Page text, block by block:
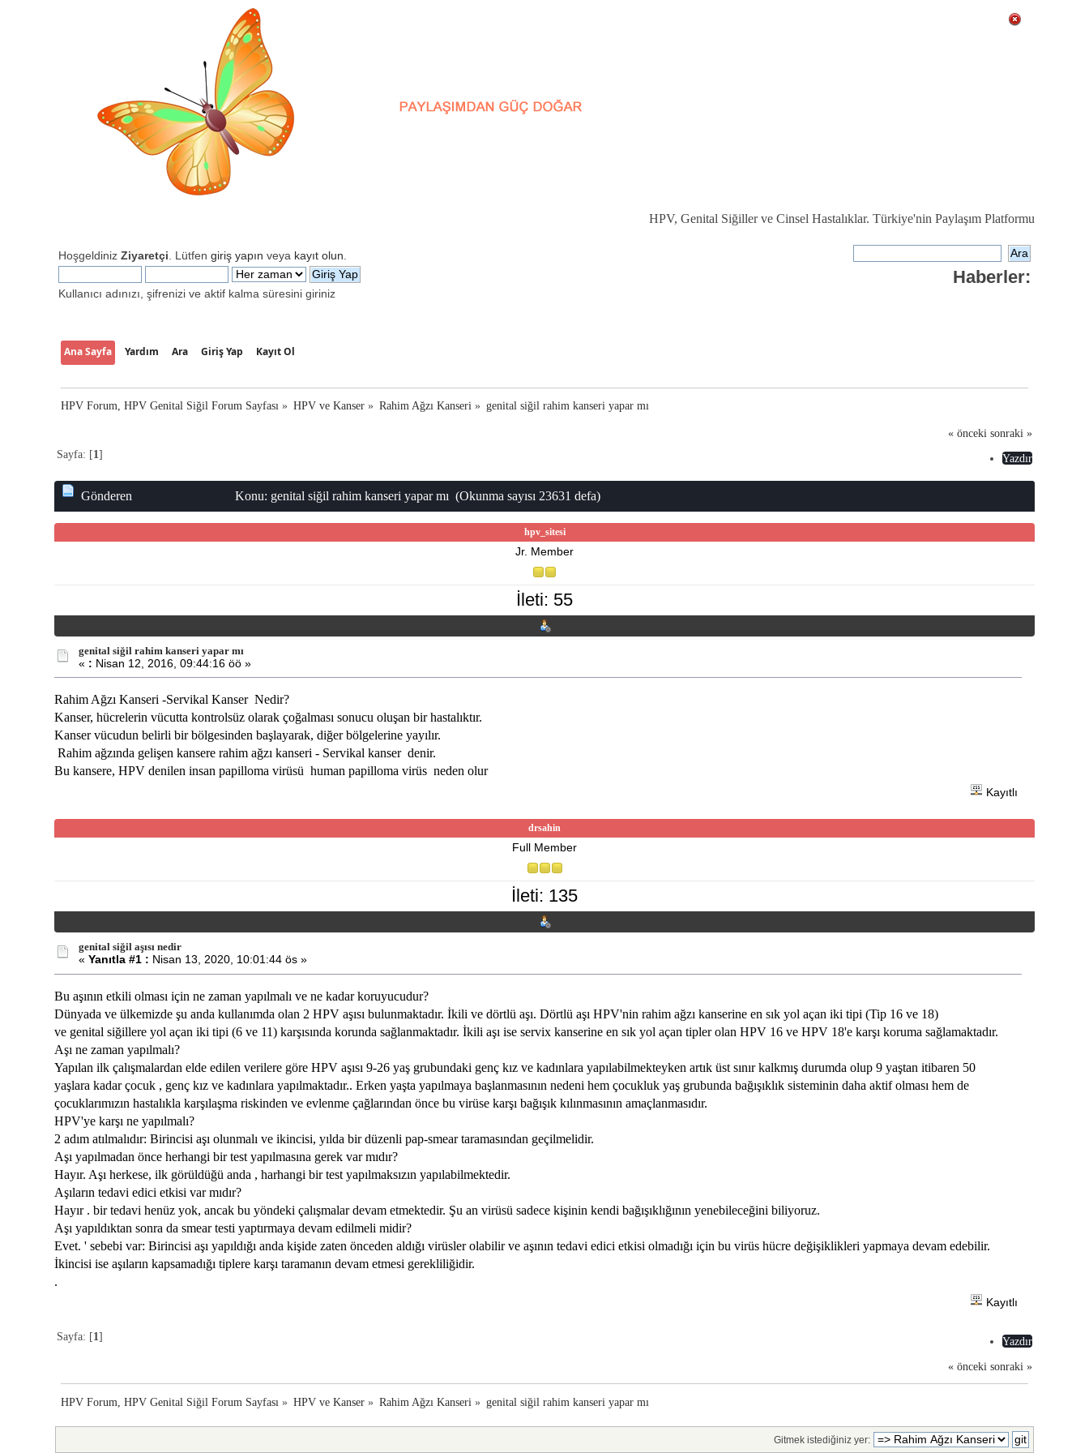
HPV, Genital Siğiller ve Cinsel Hastalıklar. Türkiye'nin Paylaşım Platformu
HoşgeldinizZiyaretçi . Lütfengiriş yapın veya kayıt olun
Kullanıcı adınızı, şifrenizi ve aktif kalma süresini giriniz
Haberler:
Ana Sayfa Yardım Ara Giriş Yap Kayıt Ol
HPV Forum, HPV Genital Siğil Forum Sayfası » HPV ve Kanser » Rahim Ağzı Kanseri » genital siğil rahim kanseri yapar mı
« önceki sonraki »
Yazdır
Sayfa: [1]
Gönderen Konu: genital siğil rahim kanseri yapar mı (Okunma sayısı 23631 defa)
hpv_sitesi
Jr. Member
İleti: 55
genital siğil rahim kanseri yapar mı
« : Nisan 12, 2016, 09:44:16 öö »
Rahim Ağzı Kanseri -Servikal Kanser Nedir?
Kanser, hücrelerin vücutta kontrolsüz olarak çoğalması sonucu oluşan bir hastalıktır.
Kanser vücudun belirli bir bölgesinden başlayarak, diğer bölgelerine yayılır.
Rahim ağzında gelişen kansere rahim ağzı kanseri - Servikal kanser denir.
Bu kansere, HPV denilen insan papilloma virüsü human papilloma virüs neden olur
Kayıtlı
drsahin
Full Member
İleti: 135
genital siğil aşısı nedir
«Yanıtla #1 : Nisan 13, 2020, 10:01:44 ös »
Bu aşının etkili olması için ne zaman yapılmalı ve ne kadar koruyucudur?
Dünyada ve ülkemizde şu anda kullanımda olan 2 HPV aşısı bulunmaktadır. İkili ve dörtlü aşı. Dörtlü aşı HPV'nin rahim ağzı kanserine en sık yol açan iki tipi (Tip 16 ve 18)
ve genital siğillere yol açan iki tipi (6 ve 11) karşısında korunda sağlanmaktadır. İkili aşı ise servix kanserine en sık yol açan tipler olan HPV 16 ve HPV 18'e karşı koruma sağlamaktadır.
Aşı ne zaman yapılmalı?
Yapılan ilk çalışmalardan elde edilen verilere göre HPV aşısı 9-26 yaş grubundaki genç kız ve kadınlara yapılabilmekteyken artık üst sınır kalkmış durumda olup 9 yaştan itibaren 50
yaşlara kadar çocuk , genç kız ve kadınlara yapılmaktadır.. Erken yaşta yapılmaya başlanmasının nedeni hem çocukluk yaş grubunda bağışıklık sisteminin daha aktif olması hem de
çocuklarımızın hastalıkla karşılaşma riskinden ve evlenme çağlarından önce bu virüse karşı bağışık kılınmasının amaçlanmasıdır.
HPV'ye karşı ne yapılmalı?
2 adım atılmalıdır: Birincisi aşı olunmalı ve ikincisi, yılda bir düzenli pap-smear taramasından geçilmelidir.
Aşı yapılmadan önce herhangi bir test yapılmasına gerek var mıdır?
Hayır. Aşı herkese, ilk görüldüğü anda , harhangi bir test yapılmaksızın yapılabilmektedir.
Aşıların tedavi edici etkisi var mıdır?
Hayır . bir tedavi henüz yok, ancak bu yöndeki çalışmalar devam etmektedir. Şu an virüsü sadece kişinin kendi bağışıklığının yenebileceğini biliyoruz.
Aşı yapıldıktan sonra da smear testi yaptırmaya devam edilmeli midir?
Evet. ' sebebi var: Birincisi aşı yapıldığı anda kişide zaten önceden aldığı virüsler olabilir ve aşının tedavi edici etkisi olmadığı için bu virüs hücre değişiklikleri yapmaya devam edebilir.
İkincisi ise aşıların kapsamadığı tiplere karşı taramanın devam etmesi gerekliliğidir.
.
Kayıtlı
Yazdır
Sayfa: [1]
« önceki sonraki »
HPV Forum, HPV Genital Siğil Forum Sayfası » HPV ve Kanser » Rahim Ağzı Kanseri » genital siğil rahim kanseri yapar mı
Gitmek istediğiniz yer: